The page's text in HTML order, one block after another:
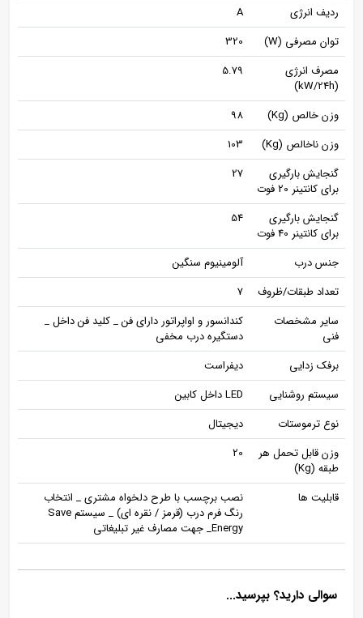
ردیف انرژی
A
توان مصرفی (W)
320
مصرف انرژی
(kW/24h)
5.79
وزن خالص (Kg)
98
وزن ناخالص (Kg)
103
گنجایش بارگیری
برای کانتینر 20 فوت
27
گنجایش بارگیری
برای کانتینر 40 فوت
54
جنس درب
آلومینیوم سنگین
تعداد طبقات/ظروف
7
سایر مشخصات
فنی
کندانسور و اواپراتور دارای فن _ کلید فن داخل _
دستگیره درب مخفی
برفک زدایی
دیفراست
سیستم روشنایی
LED داخل کابین
نوع ترموستات
دیجیتال
وزن قابل تحمل هر
طبقه (Kg)
20
قابلیت ها
نصب برچسب با طرح دلخواه مشتری _ انتخاب
رنگ فرم درب (قرمز / نقره ای) _ سیستم Save
Energy_ جهت مصارف غیر تبلیغاتی
سوالی دارید؟ بپرسید...